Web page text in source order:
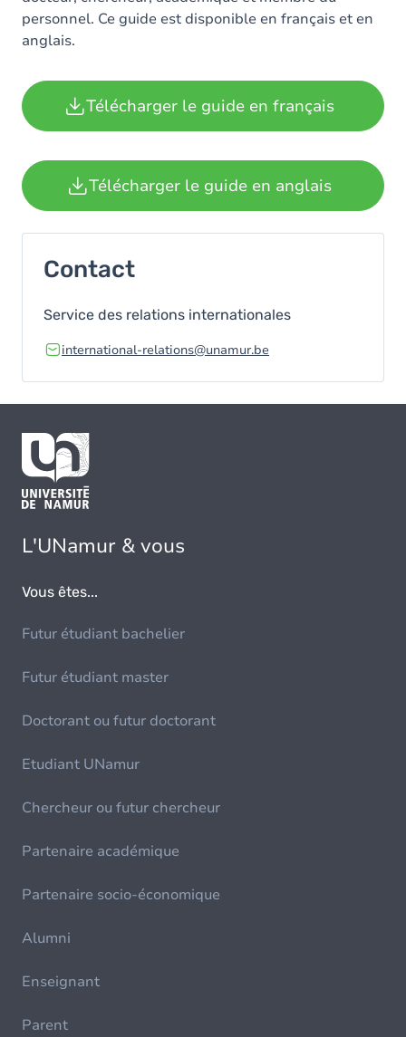
personnel. Ce guide est disponible en français et en
anglais.
Télécharger le guide en français
Télécharger le guide en anglais
Contact
Service des relations internationales
international-relations@unamur.be
L'UNamur & vous
Vous êtes...
Futur étudiant bachelier
Futur étudiant master
Doctorant ou futur doctorant
Etudiant UNamur
Chercheur ou futur chercheur
Partenaire académique
Partenaire socio-économique
Alumni
Enseignant
Parent